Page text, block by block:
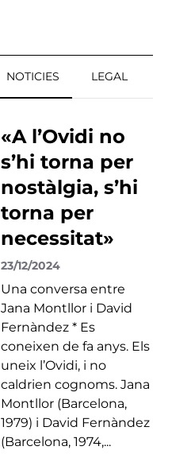
NOTICIES LEGAL
«A l’Ovidi no
s’hi torna per
nostàlgia, s’hi
torna per
necessitat»
23/12/2024
Una conversa entre
Jana Montllor i David
Fernàndez * Es
coneixen de fa anys. Els
uneix l’Ovidi, i no
caldrien cognoms. Jana
Montllor (Barcelona,
1979) i David Fernàndez
(Barcelona, 1974,...